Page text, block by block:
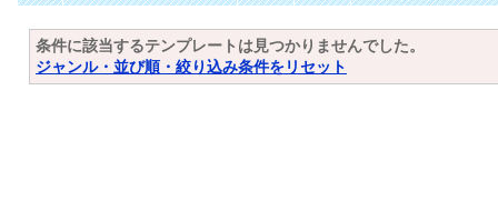
条件に該当するテンプレートは見つかりませんでした。
ジャンル・並び順・絞り込み条件をリセット